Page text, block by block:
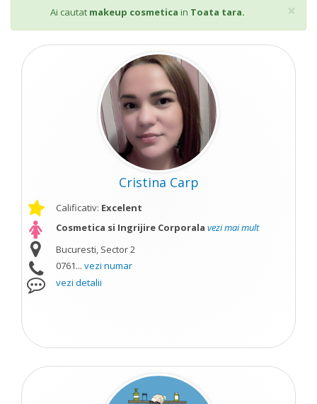
×
Ai cautat makeup cosmetica in Toata tara.
Cristina Carp
Calificativ: Excelent
Cosmetica si Ingrijire Corporala vezi mai mult
Bucuresti, Sector 2
0761... vezi numar
vezi detalii